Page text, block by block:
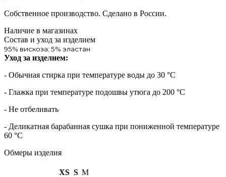
Собственное производство. Сделано в России.
Наличие в магазинах
Состав и уход за изделием
95% вискоза; 5% эластан
Уход за изделием:
- Обычная стирка при температуре воды до 30 °C
- Глажка при температуре подошвы утюга до 200 °C
- Не отбеливать
- Деликатная барабанная сушка при пониженной температуре
60 °C
Обмеры изделия
XS S M